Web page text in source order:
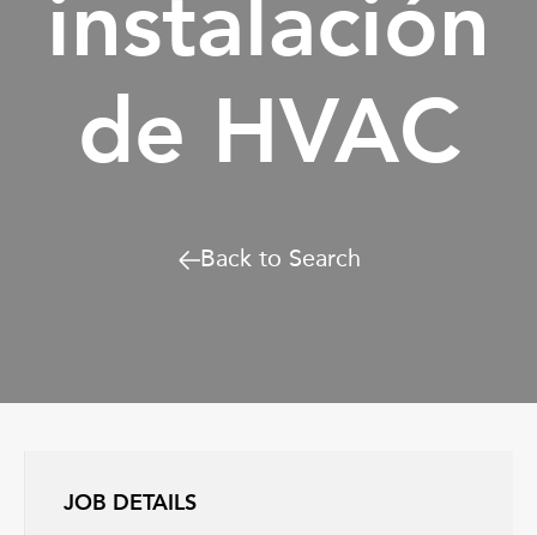
instalación
de HVAC
Back to Search
JOB DETAILS